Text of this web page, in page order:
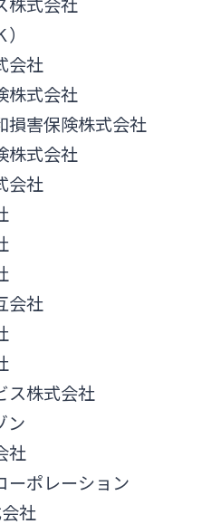
会社
株式会社
損害保険株式会社
株式会社
会社
会社
ス株式会社
ン
社
ーポレーション
社